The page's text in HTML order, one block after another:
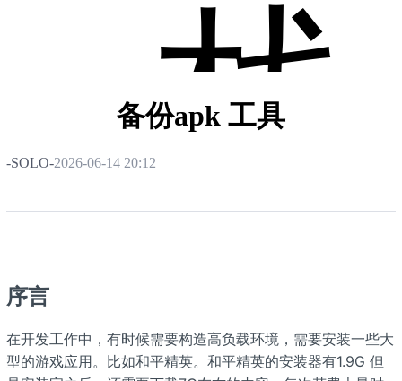
栈
备份apk 工具
-SOLO-2026-06-14 20:12
序言
在开发工作中，有时候需要构造高负载环境，需要安装一些大
型的游戏应用。比如和平精英。和平精英的安装器有1.9G 但